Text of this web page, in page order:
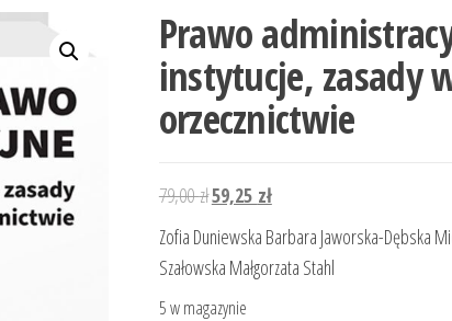
Prawo
instytucje, zasady
orzecznictwie
79,00złPierwotna
cena
wynosiła:
79,00 zł.
59,25 złAktualna
cena
wynosi:
Zofia Duniewska Barbara Jaworska-Dębska
Szałowska Małgorzata Stahl
5 w magazynie